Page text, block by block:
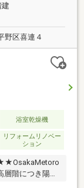
野区喜連４
浴室乾燥機
リフォームリノベー
ション
階につき陽当